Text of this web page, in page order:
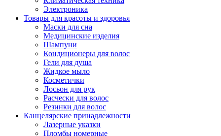
Электроника
Товары для красоты и здоровья
Маски для сна
Медицинские изделия
Шампуни
Кондиционеры для волос
Гели для душа
Жидкое мыло
Косметички
Лосьон для рук
Расчески для волос
Резинки для волос
Канцелярские принадлежности
Лазерные указки
Пломбы номерные